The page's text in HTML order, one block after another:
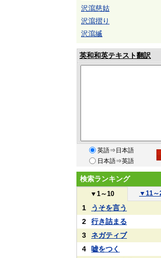
沢瀉慈姑
沢瀉摺り
沢瀉縅
英和和英テキスト翻訳
英語⇒日本語
日本語⇒英語
検索ランキング
▼ 1～10 ▼ 11～
1
うそを言う
2
行き詰まる
3
ネガティブ
4
嘘をつく